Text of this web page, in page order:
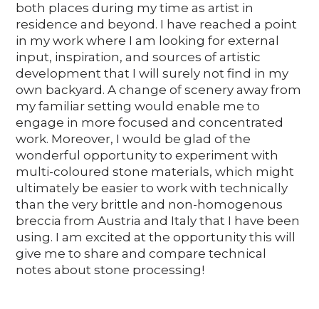
both places during my time as artist in
residence and beyond. I have reached a point
in my work where I am looking for external
input, inspiration, and sources of artistic
development that I will surely not find in my
own backyard. A change of scenery away from
my familiar setting would enable me to
engage in more focused and concentrated
work. Moreover, I would be glad of the
wonderful opportunity to experiment with
multi-coloured stone materials, which might
ultimately be easier to work with technically
than the very brittle and non-homogenous
breccia from Austria and Italy that I have been
using. I am excited at the opportunity this will
give me to share and compare technical
notes about stone processing!